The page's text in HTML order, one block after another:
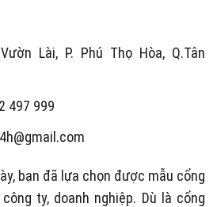
Lài, P. Phú Thọ Hòa, Q.Tân
497 999
bạn đã lựa chọn được mẫu cổng
ty, doanh nghiệp. Dù là cổng